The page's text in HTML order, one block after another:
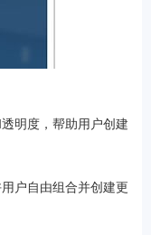
明度，帮助用户创建
户自由组合并创建更